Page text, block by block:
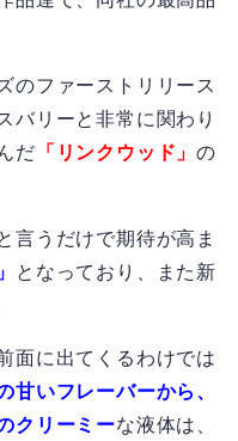
のファーストリリース
バリーと非常に関わり
だ 「リンクウッド」の
言うだけで期待が高ま
となっており、また新
面に出てくるわけでは
甘いフレーバーから、
クリーミーな液体は、